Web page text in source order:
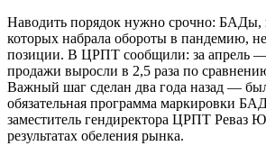
Наводить порядок нужно срочно: БАДы,
которых набрала обороты в пандемию,
позиции. В ЦРПТ сообщили: за апрель —
продажи выросли в 2,5 раза по
Важный шаг сделан два года назад —
обязательная программа маркировки
заместитель гендиректора ЦРПТ Реваз
результатах обеления рынка.